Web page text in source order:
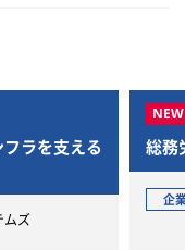
ラを支える
ムズ
総務
企